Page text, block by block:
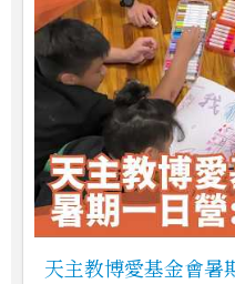
天主教博愛基金會暑